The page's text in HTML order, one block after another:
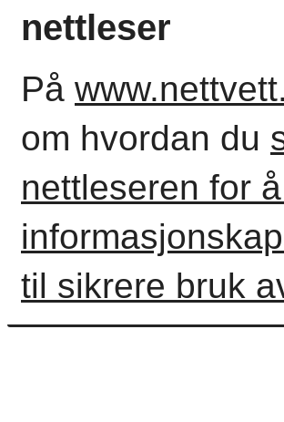
nettleser
På
om hvordan du
nettleseren for
til sikrere bruk